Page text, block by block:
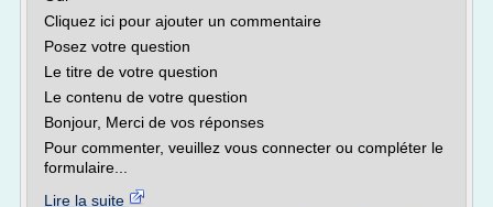
Cliquez ici pour ajouter un commentaire
Posez votre question
Le titre de votre question
Le contenu de votre question
Bonjour, Merci de vos réponses
Pour commenter, veuillez vous connecter ou compléter le
formulaire...
Lire la suite